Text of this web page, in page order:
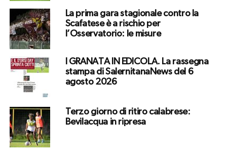
La prima gara stagionale contro la
Scafatese è a rischio per
l’Osservatorio: le misure
I GRANATA IN EDICOLA. La rassegna
stampa di SalernitanaNews del 6
agosto 2026
Terzo giorno di ritiro calabrese:
Bevilacqua in ripresa